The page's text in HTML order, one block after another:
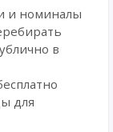
и номиналы
в
для